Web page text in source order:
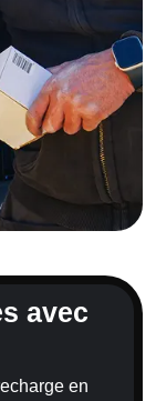
avec
en